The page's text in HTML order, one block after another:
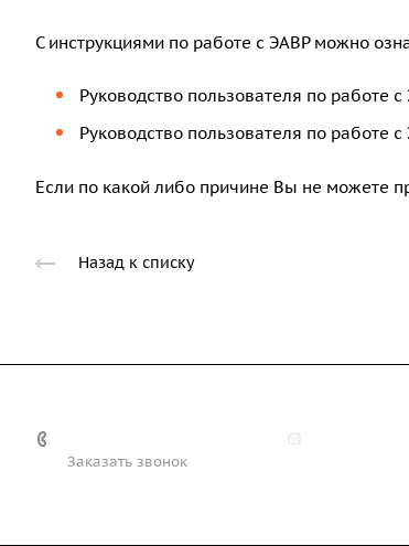
С инструкциями по работе с ЭАВР можно
Руководство пользователя по работе
Руководство пользователя по работе
Если по какой либо причине Вы не можете
Назад к списку
Заказать звонок